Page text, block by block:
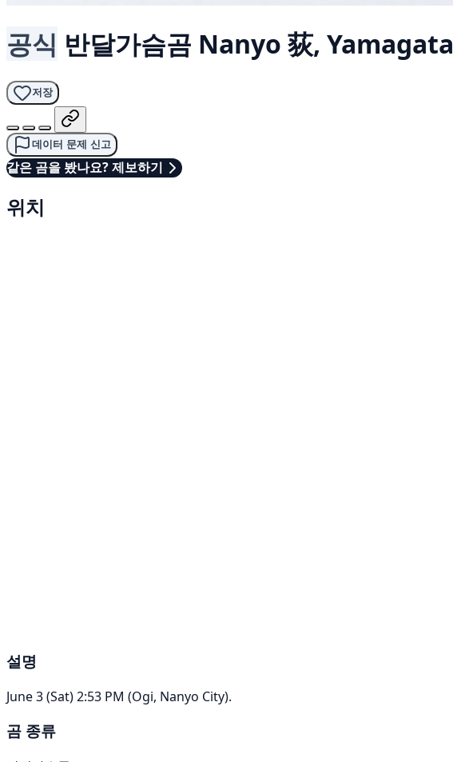
공식 반달가슴곰 Nanyo 荻, Yamagata
저장
데이터 문제 신고
같은 곰을 봤나요? 제보하기
위치
설명
June 3 (Sat) 2:53 PM (Ogi, Nanyo City).
곰 종류